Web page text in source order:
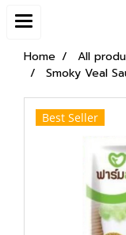
Home All
Smoky Veal
Best Seller